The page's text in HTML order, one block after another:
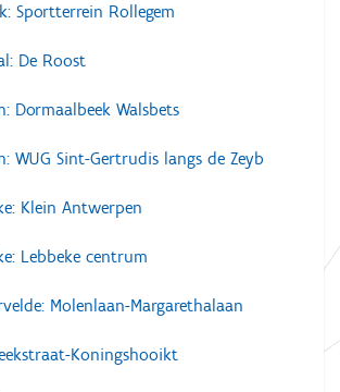
Sportterrein Rollegem
De Roost
Dormaalbeek Walsbets
WUG Sint-Gertrudis langs de Zeyb
Klein Antwerpen
Lebbeke centrum
Molenlaan-Margarethalaan
Koningshooikt